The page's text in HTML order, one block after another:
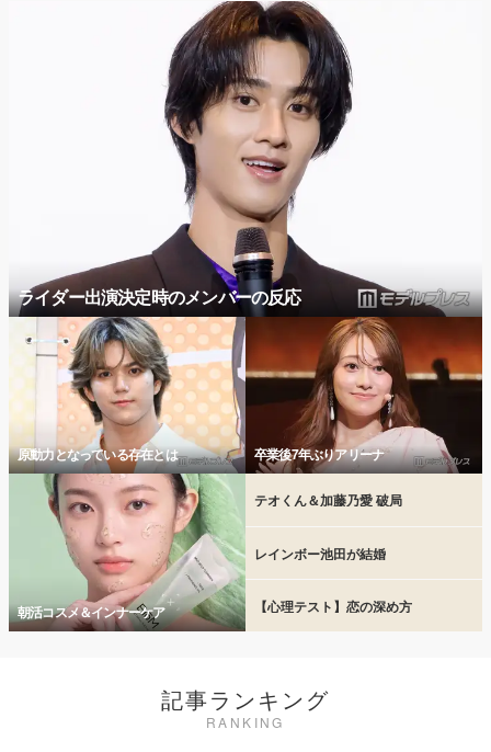
ライダー出演決定時のメンバーの反応
原動力となっている存在とは 卒業後7年ぶりアリーナ
朝活コスメ＆インナーケア
テオくん＆加藤乃愛 破局
レインボー池田が結婚
【心理テスト】恋の深め方
記事ランキング
RANKING